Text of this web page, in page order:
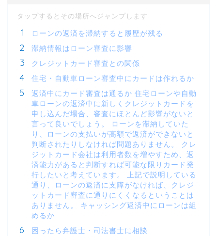
ローンの返済を滞納すると履歴が残る
滞納情報はローン審査に影響
クレジットカード審査との関係
住宅・自動車ローン審査中にカードは作れるか
返済中にカード審査は通るか 住宅ローンや自動
車ローンの返済中に新しくクレジットカードを
申し込んだ場合、審査にほとんど影響がないと
言って良いでしょう。 ローンを滞納していた
り、ローンの支払いが高額で返済ができないと
判断されたりしなければ問題ありません。 クレ
ジットカード会社は利用者数を増やすため、返
済能力があると判断すれば可能な限りカード発
行したいと考えています。 上記で説明している
通り、ローンの返済に支障がなければ、クレジ
ットカード審査に通りにくくなるということは
ありません。 キャッシング返済中にローンは組
めるか
困ったら弁護士・司法書士に相談